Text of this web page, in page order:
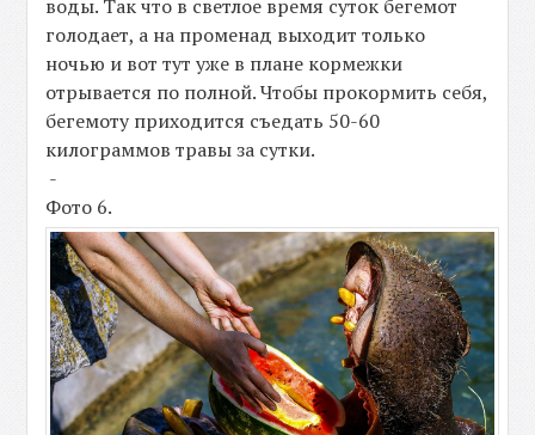
воды. Так что в светлое время суток бегемот
голодает, а на променад выходит только
ночью и вот тут уже в плане кормежки
отрывается по полной. Чтобы прокормить себя,
бегемоту приходится съедать 50-60
килограммов травы за сутки.
-
Фото 6.